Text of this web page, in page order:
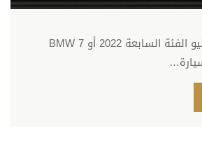
إن سيارة بي ام دبليو الفئة السابعة 2022 أو BMW 7